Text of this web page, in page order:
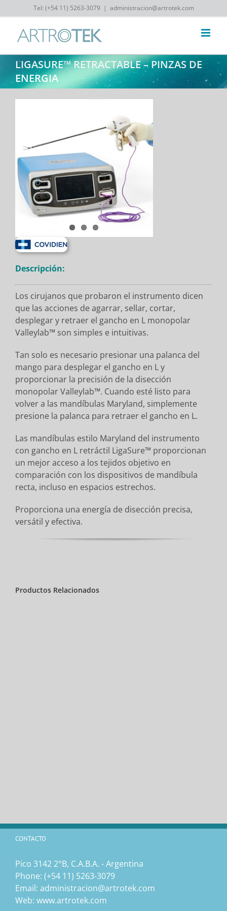
to
content
Tel: (‎+54 11) 5263-3079 | administracion@artrotek.com
LIGASURE™ RETRACTABLE – PINZAS DE
ENERGIA
Descripción:
Los cirujanos que probaron el instrumento dicen
que las acciones de agarrar, sellar, cortar,
desplegar y retraer el gancho en L monopolar
Valleylab™ son simples e intuitivas.
Tan solo es necesario presionar una palanca del
mango para desplegar el gancho en L y
proporcionar la precisión de la disección
monopolar Valleylab™. Cuando esté listo para
volver a las mandíbulas Maryland, simplemente
presione la palanca para retraer el gancho en L.
Las mandíbulas estilo Maryland del instrumento
con gancho en L retráctil LigaSure™ proporcionan
un mejor acceso a los tejidos objetivo en
comparación con los dispositivos de mandíbula
recta, incluso en espacios estrechos.
Proporciona una energía de disección precisa,
versátil y efectiva.
Productos Relacionados
CONTACTO
Pico 3142 2°B, C.A.B.A. - Argentina
Phone: (‎+54 11) 5263-3079
Email: administracion@artrotek.com
Web: www.artrotek.com